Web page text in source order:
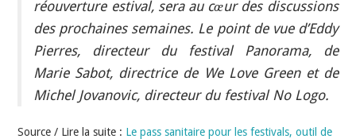
réouverture estival, sera au cœur des discussions
des prochaines semaines. Le point de vue d’Eddy
Pierres, directeur du festival Panorama, de
Marie Sabot, directrice de We Love Green et de
Michel Jovanovic, directeur du festival No Logo.
Source / Lire la suite : Le pass sanitaire pour les festivals, outil de